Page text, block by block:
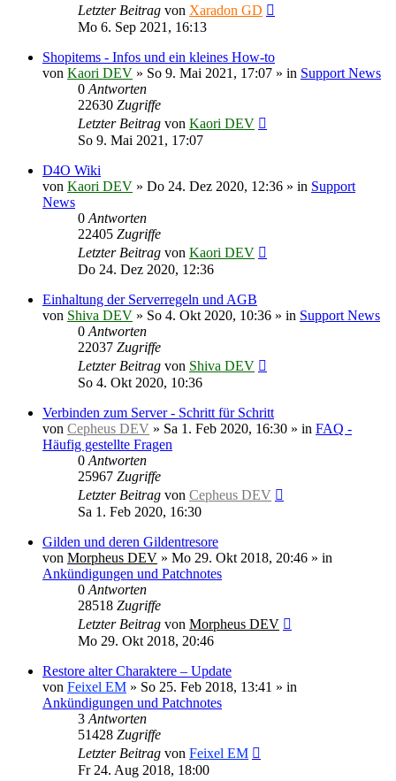
Letzter Beitrag von Xaradon GD
Mo 6. Sep 2021, 16:13
Shopitems - Infos und ein kleines How-to
von Kaori DEV » So 9. Mai 2021, 17:07 » in Support News
0 Antworten
22630 Zugriffe
Letzter Beitrag von Kaori DEV
So 9. Mai 2021, 17:07
D4O Wiki
von Kaori DEV » Do 24. Dez 2020, 12:36 » in Support
News
0 Antworten
22405 Zugriffe
Letzter Beitrag von Kaori DEV
Do 24. Dez 2020, 12:36
Einhaltung der Serverregeln und AGB
von Shiva DEV » So 4. Okt 2020, 10:36 » in Support News
0 Antworten
22037 Zugriffe
Letzter Beitrag von Shiva DEV
So 4. Okt 2020, 10:36
Verbinden zum Server - Schritt für Schritt
von Cepheus DEV » Sa 1. Feb 2020, 16:30 » in FAQ -
Häufig gestellte Fragen
0 Antworten
25967 Zugriffe
Letzter Beitrag von Cepheus DEV
Sa 1. Feb 2020, 16:30
Gilden und deren Gildentresore
von Morpheus DEV » Mo 29. Okt 2018, 20:46 » in
Ankündigungen und Patchnotes
0 Antworten
28518 Zugriffe
Letzter Beitrag von Morpheus DEV
Mo 29. Okt 2018, 20:46
Restore alter Charaktere – Update
von Feixel EM » So 25. Feb 2018, 13:41 » in
Ankündigungen und Patchnotes
3 Antworten
51428 Zugriffe
Letzter Beitrag von Feixel EM
Fr 24. Aug 2018, 18:00